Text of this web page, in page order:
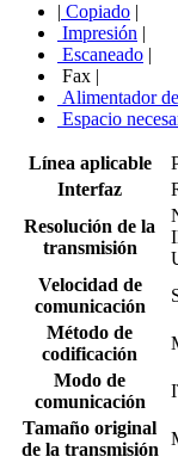
| Copiado |
Impresión |
Escaneado |
Fax |
Alimentador
Espacio
Línea aplicable
Interfaz
Resolución de la
transmisión
Velocidad de
comunicación
Método de
codificación
Modo de
comunicación
Tamaño original
de la transmisión